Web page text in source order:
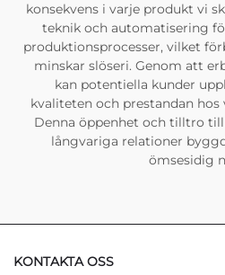
konsekvens i varje produkt vi
teknik och automatisering
produktionsprocesser, vilket
minskar slöseri. Genom att
kan potentiella kunder
kvaliteten och prestandan hos
Denna öppenhet och tilltro
långvariga relationer
ömsesidig
KONTAKTA OSS